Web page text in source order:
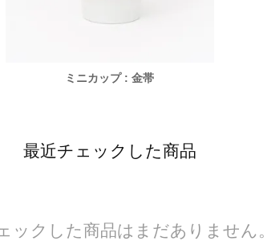
ミニカップ : 金帯
最近チェックした商品
ックした商品はまだありません。